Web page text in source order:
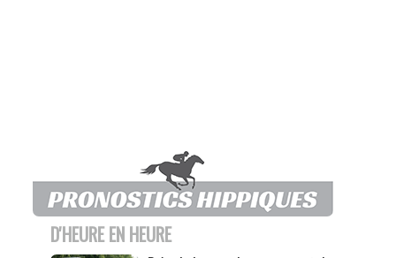
D'HEURE EN HEURE